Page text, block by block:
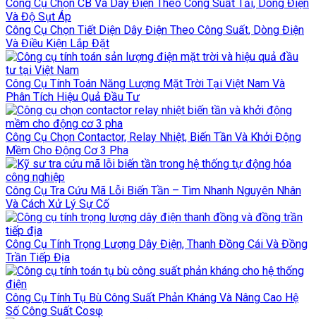
Công Cụ Chọn CB Và Dây Điện Theo Công Suất Tải, Dòng Điện
Và Độ Sụt Áp
Công Cụ Chọn Tiết Diện Dây Điện Theo Công Suất, Dòng Điện
Và Điều Kiện Lắp Đặt
Công Cụ Tính Toán Năng Lượng Mặt Trời Tại Việt Nam Và
Phân Tích Hiệu Quả Đầu Tư
Công Cụ Chọn Contactor, Relay Nhiệt, Biến Tần Và Khởi Động
Mềm Cho Động Cơ 3 Pha
Công Cụ Tra Cứu Mã Lỗi Biến Tần – Tìm Nhanh Nguyên Nhân
Và Cách Xử Lý Sự Cố
Công Cụ Tính Trọng Lượng Dây Điện, Thanh Đồng Cái Và Đồng
Trần Tiếp Địa
Công Cụ Tính Tụ Bù Công Suất Phản Kháng Và Nâng Cao Hệ
Số Công Suất Cosφ